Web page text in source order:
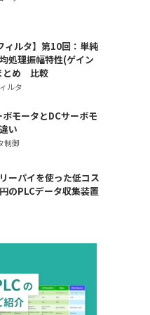
ィルタ】第10回：単純
処理振幅特性(ゲイン
とめ 比較
ルタ
モータとDCサーボモ
い
制御
ーパイを使った低コス
のPLCデータ収集装置